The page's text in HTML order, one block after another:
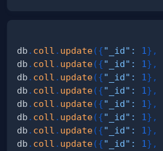
db . coll . update({"_id" : 1 } ,
db . coll . update({"_id" : 1 } ,
db . coll . update({"_id" : 1 } ,
db . coll . update({"_id" : 1 } ,
db . coll . update({"_id" : 1 } ,
db . coll . update({"_id" : 1 } ,
db . coll . update({"_id" : 1 } ,
db . coll . update({"_id" : 1 } ,